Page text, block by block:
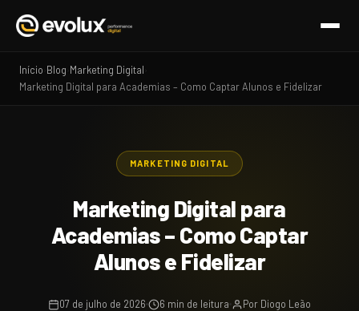
Início Blog Marketing Digital
Marketing Digital para Academias – Como Captar Alunos e Fidelizar
MARKETING DIGITAL
Marketing Digital para
Academias – Como Captar
Alunos e Fidelizar
07 de julho de 2026 6 min de leitura Por Diogo Leão